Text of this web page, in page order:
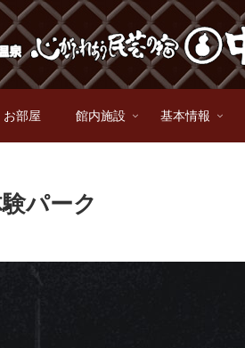
お部屋 館内施設 基本情報
パーク